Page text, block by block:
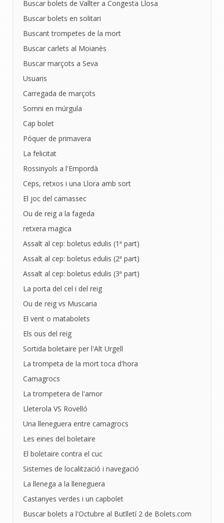
Buscar bolets de Vallter a Congesta Llosa
Buscar bolets en solitari
Buscant trompetes de la mort
Buscar carlets al Moianès
Buscar marçots a Seva
Usuaris
Carregada de marçots
Somni en múrgula
Cap bolet
Póquer de primavera
La felicitat
Rossinyols a l'Empordà
Ceps, retxos i una Llora amb sort
El joc del camassec
Ou de reig a la fageda
retxera magica
Assalt al cep: boletus edulis (1ª part)
Assalt al cep: boletus edulis (2ª part)
Assalt al cep: boletus edulis (3ª part)
La porta del cel i del reig
Ou de reig vs Muscaria
El vent o matabolets
Els ous del reig
Sortida boletaire per l'Alt Urgell
La trompeta de la mort toca d'hora
Camagrocs
La trompetera de l'amor
Lleterola VS Rovelló
Una lleneguera entre camagrocs
Les eines del boletaire
El boletaire contra el cuc
Sistemes de localització i navegació
La llenega a la lleneguera
Castanyes verdes i un capbolet
Buscar bolets a l'Octubre al Butlletí 2 de Bolets.com